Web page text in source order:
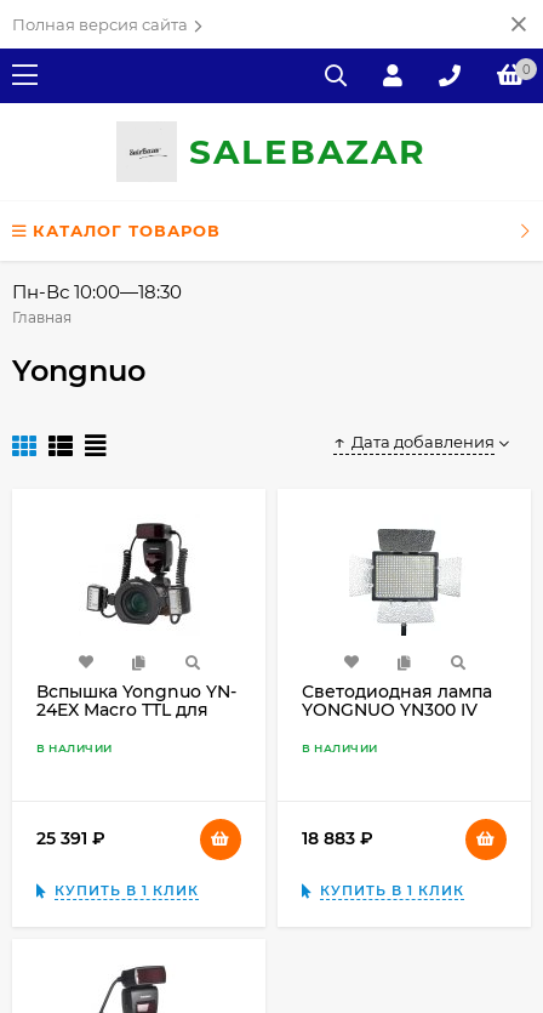
Полная версия сайта
0
SALEВAZAR
КАТАЛОГ ТОВАРОВ
Пн-Вс 10:00—18:30
Главная
Yongnuo
Дата добавления
Вспышка Yongnuo YN-
24EX Macro TTL для
В НАЛИЧИИ
25 391
КУПИТЬ В 1 КЛИК
Светодиодная лампа
YONGNUO YN300 IV
5500K)
В НАЛИЧИИ
18 883
КУПИТЬ В 1 КЛИК